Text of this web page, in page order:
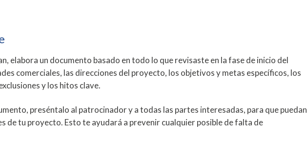
elabora un documento basado en todo lo que revisaste en la fase de inicio del
comerciales, las direcciones del proyecto, los objetivos y metas específicos, los
y los hitos clave.
preséntalo al patrocinador y a todas las partes interesadas, para que puedan
de tu proyecto. Esto te ayudará a prevenir cualquier posible de falta de